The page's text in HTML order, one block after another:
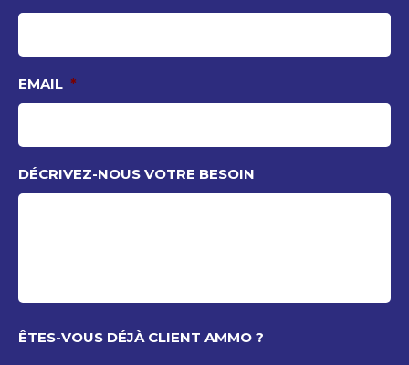
EMAIL *
DÉCRIVEZ-NOUS VOTRE BESOIN
ÊTES-VOUS DÉJÀ CLIENT AMMO ?